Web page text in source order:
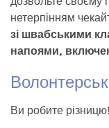
нетерпінням
зі швабськими
напоями,
Ви робите різницю!